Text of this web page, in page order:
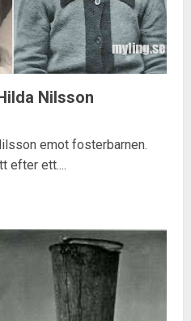
Nilsson
emot fosterbarnen.
efter ett....